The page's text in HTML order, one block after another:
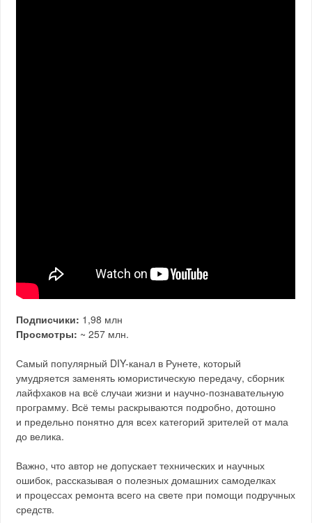
Подписчики: 1,98 млн
Просмотры: ~ 257 млн.
Самый популярный DIY-канал в Рунете, который
умудряется заменять юмористическую передачу, сборник
лайфхаков на всё случаи жизни и научно-познавательную
программу. Всё темы раскрываются подробно, дотошно
и предельно понятно для всех категорий зрителей от мала
до велика.
Важно, что автор не допускает технических и научных
ошибок, рассказывая о полезных домашних самоделках
и процессах ремонта всего на свете при помощи подручных
средств.